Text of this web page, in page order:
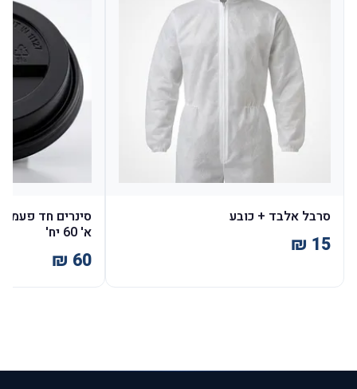
סרבל אלבד + כובע
א' 60 יח'